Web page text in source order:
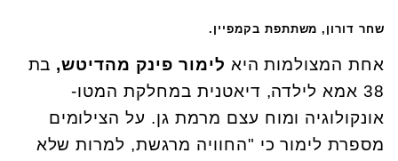
שחר דורון, משתתפת בקמפיין.
אחת המצולמות היא לימור פינק מהדיטש, בת
38 אמא לילדה, דיאטנית במחלקת המטו-
אונקולוגיה ומוח עצם מרמת גן. על הצילומים
מספרת לימור כי "החוויה מרגשת, למרות שלא